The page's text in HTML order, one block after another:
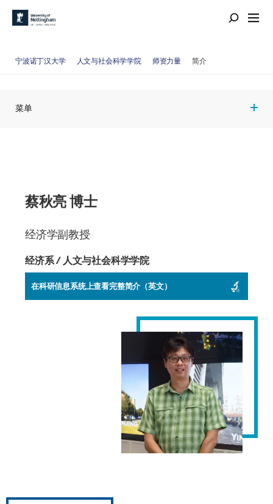
宁波诺丁汉大学 人文与社会科学学院 师资力量 简介
菜单
蔡秋亮 博士
经济学副教授
经济系 / 人文与社会科学学院
在科研信息系统上查看完整简介（英文）